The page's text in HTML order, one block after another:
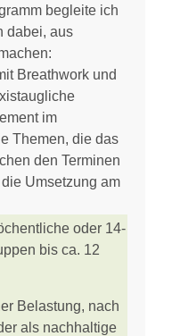
begleite ich
dabei, aus
Breathwork und
im
Themen, die das
den Terminen
Umsetzung am
oder 14-
bis ca. 12
Belastung, nach
als nachhaltige